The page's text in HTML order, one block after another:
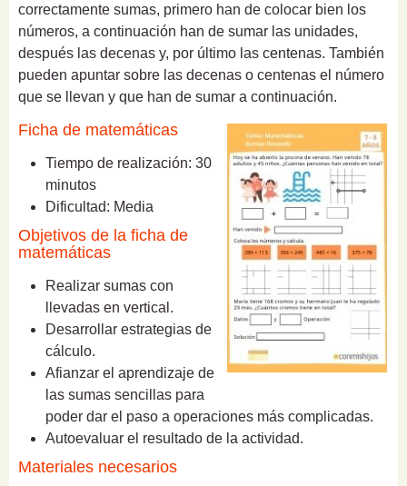
correctamente sumas, primero han de colocar bien los
números, a continuación han de sumar las unidades,
después las decenas y, por último las centenas. También
pueden apuntar sobre las decenas o centenas el número
que se llevan y que han de sumar a continuación.
Ficha de matemáticas
Tiempo de realización: 30
minutos
Dificultad: Media
Objetivos de la ficha de
matemáticas
Realizar sumas con
llevadas en vertical.
Desarrollar estrategias de
cálculo.
Afianzar el aprendizaje de
las sumas sencillas para
poder dar el paso a operaciones más complicadas.
Autoevaluar el resultado de la actividad.
Materiales necesarios